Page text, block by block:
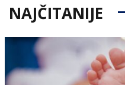
NAJČITANIJE